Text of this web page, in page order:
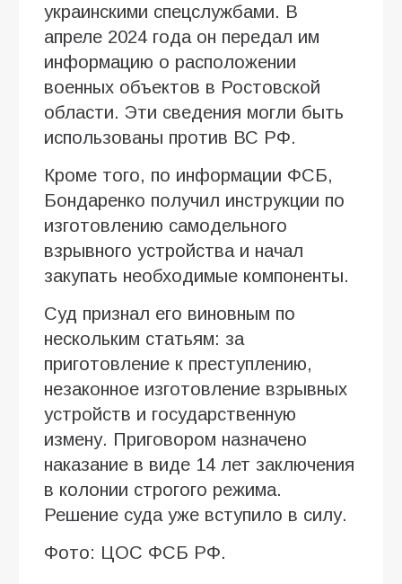
украинскими спецслужбами. В
апреле 2024 года он передал им
информацию о расположении
военных объектов в Ростовской
области. Эти сведения могли быть
использованы против ВС РФ.
Кроме того, по информации ФСБ,
Бондаренко получил инструкции по
изготовлению самодельного
взрывного устройства и начал
закупать необходимые компоненты.
Суд признал его виновным по
нескольким статьям: за
приготовление к преступлению,
незаконное изготовление взрывных
устройств и государственную
измену. Приговором назначено
наказание в виде 14 лет заключения
в колонии строгого режима.
Решение суда уже вступило в силу.
Фото: ЦОС ФСБ РФ.